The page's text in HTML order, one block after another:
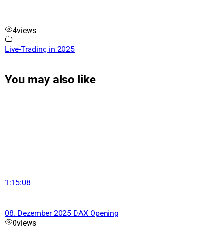
4views
Live-Trading in 2025
You may also like
1:15:08
08. Dezember 2025 DAX Opening
0views